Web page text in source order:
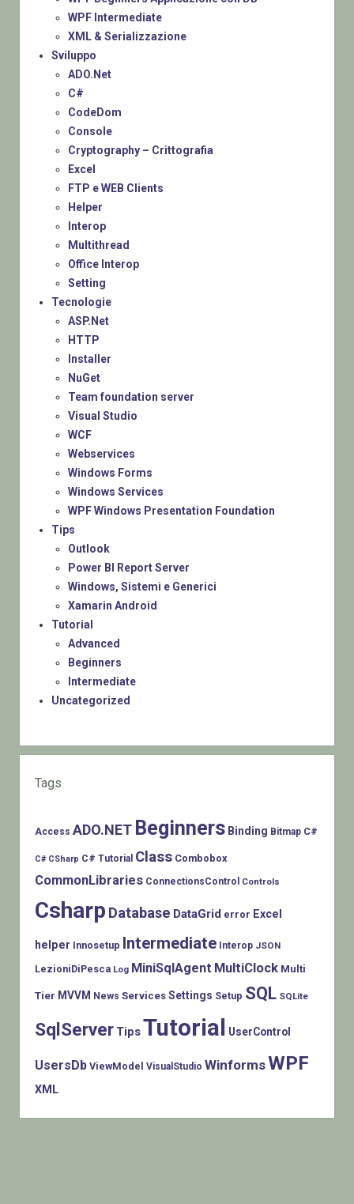
WPF Intermediate
XML & Serializzazione
Sviluppo
ADO.Net
C#
CodeDom
Console
Cryptography – Crittografia
Excel
FTP e WEB Clients
Helper
Interop
Multithread
Office Interop
Setting
Tecnologie
ASP.Net
HTTP
Installer
NuGet
Team foundation server
Visual Studio
WCF
Webservices
Windows Forms
Windows Services
WPF Windows Presentation Foundation
Tips
Outlook
Power BI Report Server
Windows, Sistemi e Generici
Xamarin Android
Tutorial
Advanced
Beginners
Intermediate
Uncategorized
Tags
Access ADO.NET Beginners Binding Bitmap C#
C# CSharp C# Tutorial Class Combobox
CommonLibraries ConnectionsControl Controls
Csharp Database DataGrid error Excel
helper Innosetup Intermediate Interop JSON
LezioniDiPesca Log MiniSqlAgent MultiClock Multi
Tier MVVM News Services Settings Setup SQL SQLite
SqlServer TipsTutorial UserControl
UsersDb ViewModel VisualStudio WinformsWPF
XML